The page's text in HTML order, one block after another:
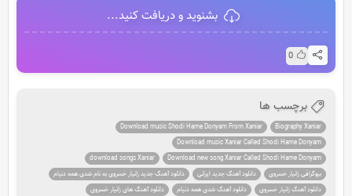
بشنوید و دریافت کنید...
0
برچسب ها
Biography Xaniar
Download music Shodi Hame Donyam From Xaniar
Download music Xaniar Called Shodi Hame Donyam
Download new song Xaniar Called Shodi Hame Donyam
download songs Xaniar
بیوگرافی زانیار خسروی
دانلود آهنگ جدید ایرانی
دانلود آهنگ جدید زانیار خسروی به نام شدی همه دنیام
دانلود آهنگ زانیار خسروی
دانلود آهنگ شدی همه دنیام
دانلود آهنگ های زانیار خسروی